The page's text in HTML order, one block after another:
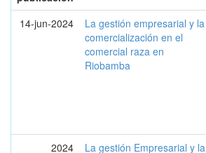
14-jun-2024
La gestión empresarial y la
comercialización en el
comercial raza en
Riobamba
2024
La gestión Empresarial y la